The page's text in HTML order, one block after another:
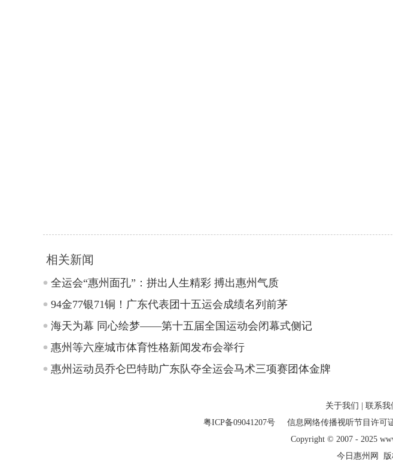
相关新闻
全运会“惠州面孔”：拼出人生精彩 搏出惠州气质
94金77银71铜！广东代表团十五运会成绩名列前茅
海天为幕 同心绘梦——第十五届全国运动会闭幕式侧记
惠州等六座城市体育性格新闻发布会举行
惠州运动员乔仑巴特助广东队夺全运会马术三项赛团体金牌
关于我们 联系我
粤ICP备09041207号
信息网络传播视听节目许可
Copyright © 2007 - 2025
今日惠州网 版